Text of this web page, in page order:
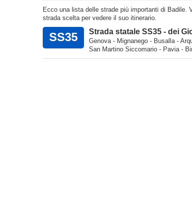
Ecco una lista delle strade più importanti di Badile.
strada scelta per vedere il suo itinerario.
SS35 Strada statale SS35 - dei
Genova - Mignanego - Busalla -
San Martino Siccomario - Pavia -